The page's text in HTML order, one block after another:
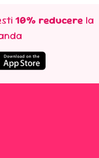
10% reducere la